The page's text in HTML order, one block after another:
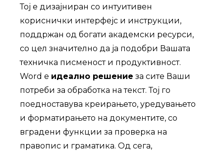
Тој е дизајниран со интуитивен
кориснички интерфејс и инструкции,
поддржан од богати академски ресурси,
со цел значително да ја подобри Вашата
техничка писменост и продуктивност.
Word е идеално решение за сите Ваши
потреби за обработка на текст. Тој го
поедноставува креирањето, уредувањето
и форматирањето на документите, со
вградени функции за проверка на
правопис и граматика. Од сега,